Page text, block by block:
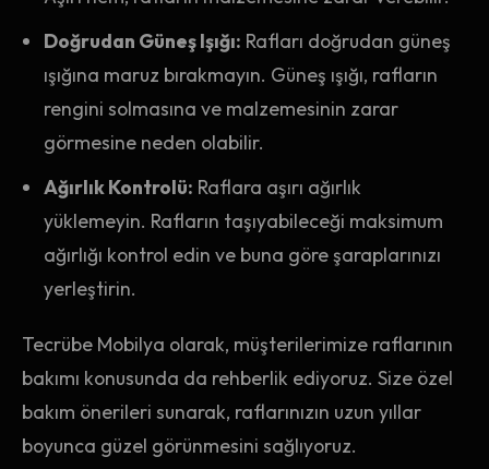
Doğrudan Güneş Işığı: Rafları doğrudan güneş
ışığına maruz bırakmayın. Güneş ışığı, rafların
rengini solmasına ve malzemesinin zarar
görmesine neden olabilir.
Ağırlık Kontrolü: Raflara aşırı ağırlık
yüklemeyin. Rafların taşıyabileceği maksimum
ağırlığı kontrol edin ve buna göre şaraplarınızı
yerleştirin.
Tecrübe Mobilya olarak, müşterilerimize raflarının
bakımı konusunda da rehberlik ediyoruz. Size özel
bakım önerileri sunarak, raflarınızın uzun yıllar
boyunca güzel görünmesini sağlıyoruz.